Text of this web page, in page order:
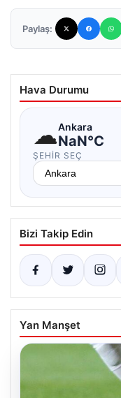
Paylaş:
Hava Durumu
☁Ankara
NaN°C
ŞEHIR SEÇ
Bizi Takip Edin
Yan Manşet